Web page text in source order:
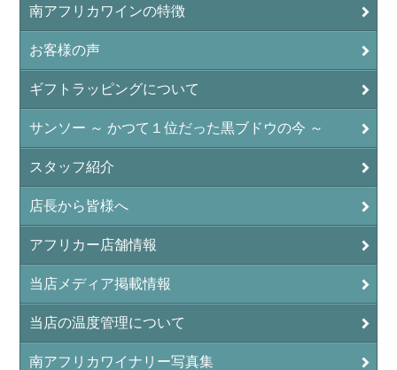
南アフリカワインの特徴
お客様の声
ギフトラッピングについて
サンソー ～ かつて１位だった黒ブドウの今 ～
スタッフ紹介
店長から皆様へ
アフリカー店舗情報
当店メディア掲載情報
当店の温度管理について
南アフリカワイナリー写真集